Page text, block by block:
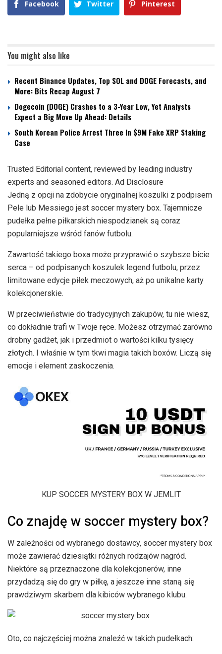
Facebook Twitter Pinterest
You might also like
Recent Binance Updates, Top SOL and DOGE Forecasts, and
More: Bits Recap August 7
Dogecoin (DOGE) Crashes to a 3-Year Low, Yet Analysts
Expect a Big Move Up Ahead: Details
South Korean Police Arrest Three In $9M Fake XRP Staking
Case
Trusted Editorial content, reviewed by leading industry
experts and seasoned editors. Ad Disclosure
Jedną z opcji na zdobycie oryginalnej koszulki z podpisem
Pele lub Messiego jest soccer mystery box. Tajemnicze
pudełka pełne piłkarskich niespodzianek są coraz
popularniejsze wśród fanów futbolu.
Zawartość takiego boxa może przyprawić o szybsze bicie
serca – od podpisanych koszulek legend futbolu, przez
limitowane edycje piłek meczowych, aż po unikalne karty
kolekcjonerskie.
W przeciwieństwie do tradycyjnych zakupów, tu nie wiesz,
co dokładnie trafi w Twoje ręce. Możesz otrzymać zarówno
drobny gadżet, jak i przedmiot o wartości kilku tysięcy
złotych. I właśnie w tym tkwi magia takich boxów. Liczą się
emocje i element zaskoczenia.
KUP SOCCER MYSTERY BOX W JEMLIT
Co znajdę w soccer mystery box?
W zależności od wybranego dostawcy, soccer mystery box
może zawierać dziesiątki różnych rodzajów nagród.
Niektóre są przeznaczone dla kolekcjonerów, inne
przydadzą się do gry w piłkę, a jeszcze inne staną się
prawdziwym skarbem dla kibiców wybranego klubu.
Oto, co najczęściej można znaleźć w takich pudełkach: